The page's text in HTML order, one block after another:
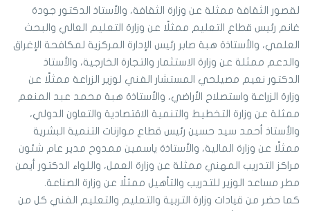
لقصور الثقافة ممثلة عن وزارة الثقافة، والأستاذ الدكتور جودة
غانم رئيس قطاع التعليم ممثلًا عن وزارة التعليم العالي والبحث
العلمي، والأستاذة هبة صابر رئيس الإدارة المركزية لمكافحة الإغراق
والدعم ممثلة عن وزارة الاستثمار والتجارة الخارجية، والأستاذ
الدكتور نعيم مصيلحي المستشار الفني لوزير الزراعة ممثلًا عن
وزارة الزراعة واستصلاح الأراضي، والأستاذة هبة محمد عبد المنعم
ممثلة عن وزارة التخطيط والتنمية الاقتصادية والتعاون الدولي،
والأستاذ أحمد سيد حسين رئيس قطاع موازنات التنمية البشرية
ممثلًا عن وزارة المالية، والأستاذة ياسمين ممدوح مدير عام شئون
مراكز التدريب المهني ممثلة عن وزارة العمل، واللواء الدكتور أيمن
مطر مساعد الوزير للتدريب والتأهيل ممثلًا عن وزارة الصناعة.
كما حضر من قيادات وزارة التربية والتعليم والتعليم الفني كل من